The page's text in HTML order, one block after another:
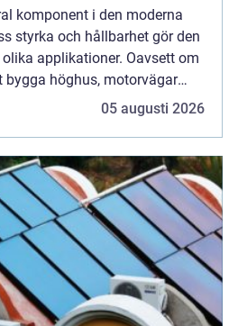
komponent i den moderna
styrka och hållbarhet gör den
applikationer. Oavsett om
bygga höghus, motorvägar
05 augusti 2026